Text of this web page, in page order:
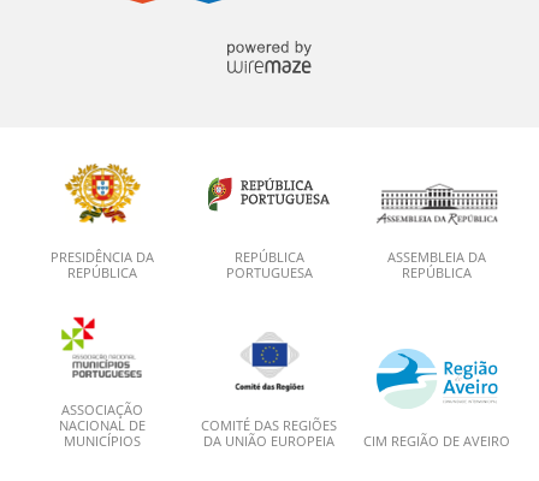
PRESIDÊNCIA DA
REPÚBLICA
REPÚBLICA
PORTUGUESA
ASSEMBLEIA DA
REPÚBLICA
ASSOCIAÇÃO
NACIONAL DE
MUNICÍPIOS
COMITÉ DAS REGIÕES
DA UNIÃO EUROPEIA
CIM REGIÃO DE AVEIRO